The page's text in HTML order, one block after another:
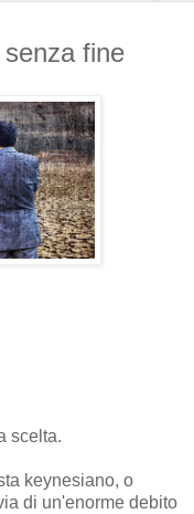
fine
scelta.
keynesiano, o
di un'enorme debito